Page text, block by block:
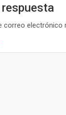
respuesta
correo electrónico